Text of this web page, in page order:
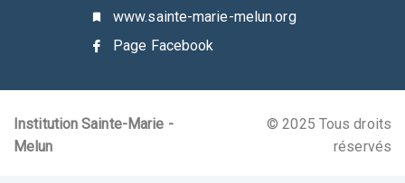
www.sainte-marie-melun.org
Page Facebook
Institution Sainte-Marie -
Melun
© 2025 Tous droits
réservés